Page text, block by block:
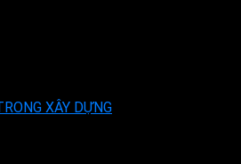
XÂY DỰNG